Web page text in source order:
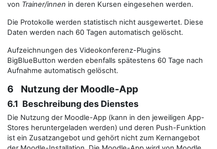
von Trainer/innen in deren Kursen eingesehen werden.
Die Protokolle werden statistisch nicht ausgewertet. Diese
Daten werden nach 60 Tagen automatisch gelöscht.
Aufzeichnungen des Videokonferenz-Plugins
BigBlueButton werden ebenfalls spätestens 60 Tage nach
Aufnahme automatisch gelöscht.
6 Nutzung der Moodle-App
6.1 Beschreibung des Dienstes
Die Nutzung der Moodle-App (kann in den jeweiligen App-
Stores heruntergeladen werden) und deren Push-Funktion
ist ein Zusatzangebot und gehört nicht zum Kernangebot